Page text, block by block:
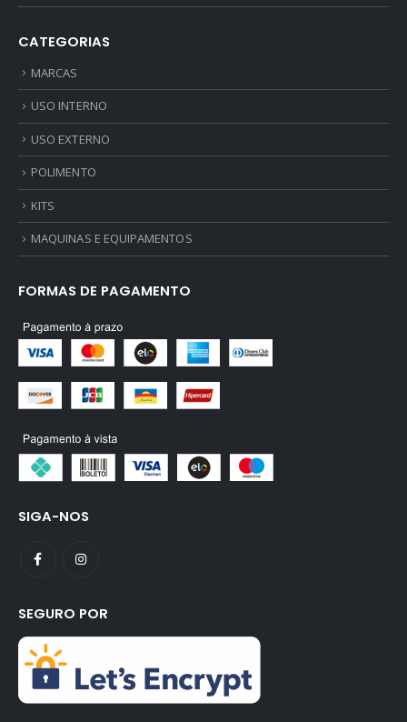
CATEGORIAS
MARCAS
USO INTERNO
USO EXTERNO
POLIMENTO
KITS
MAQUINAS E EQUIPAMENTOS
FORMAS DE PAGAMENTO
SIGA-NOS
SEGURO POR